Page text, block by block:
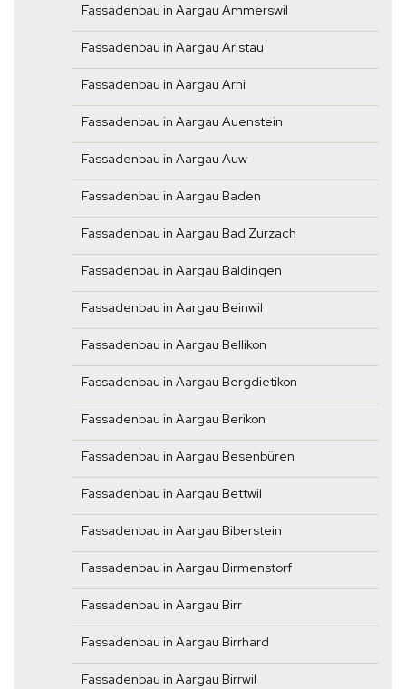
Fassadenbau in Aargau Ammerswil
Fassadenbau in Aargau Aristau
Fassadenbau in Aargau Arni
Fassadenbau in Aargau Auenstein
Fassadenbau in Aargau Auw
Fassadenbau in Aargau Baden
Fassadenbau in Aargau Bad Zurzach
Fassadenbau in Aargau Baldingen
Fassadenbau in Aargau Beinwil
Fassadenbau in Aargau Bellikon
Fassadenbau in Aargau Bergdietikon
Fassadenbau in Aargau Berikon
Fassadenbau in Aargau Besenbüren
Fassadenbau in Aargau Bettwil
Fassadenbau in Aargau Biberstein
Fassadenbau in Aargau Birmenstorf
Fassadenbau in Aargau Birr
Fassadenbau in Aargau Birrhard
Fassadenbau in Aargau Birrwil